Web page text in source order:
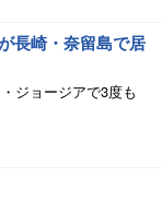
長崎・奈留島で居
ジョージアで3度も